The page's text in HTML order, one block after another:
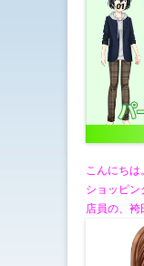
こんにちは。
ショッピ
店員の、袴